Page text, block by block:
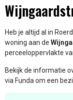
Heb je altijd al in
woning aan de
perceeloppervlakte
Bekijk de informatie
via Funda om een